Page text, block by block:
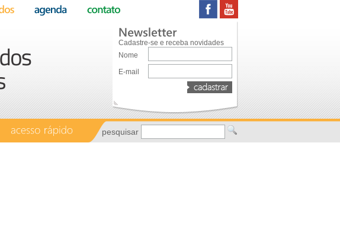
Cadastre-se e receba novidades
Nome
E-mail
pesquisar